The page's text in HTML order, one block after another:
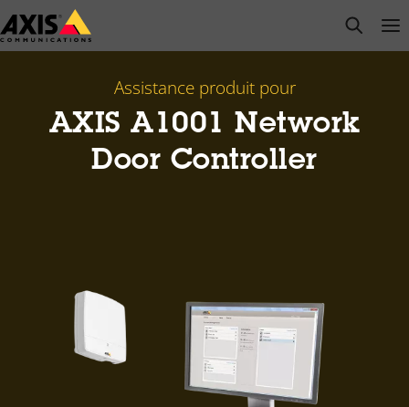
Passer
au
open
Assistance produit pour
AXIS A1001 Network
Door Controller